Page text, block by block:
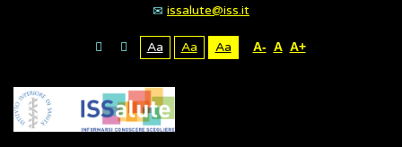
issalute@iss.it
Aa Aa Aa A- A A+